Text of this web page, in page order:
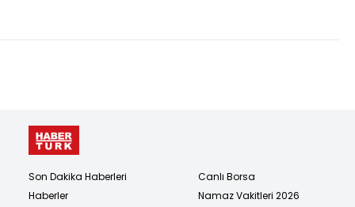
Son Dakika Haberleri
Haberler
Canlı Borsa
Namaz Vakitleri 2026